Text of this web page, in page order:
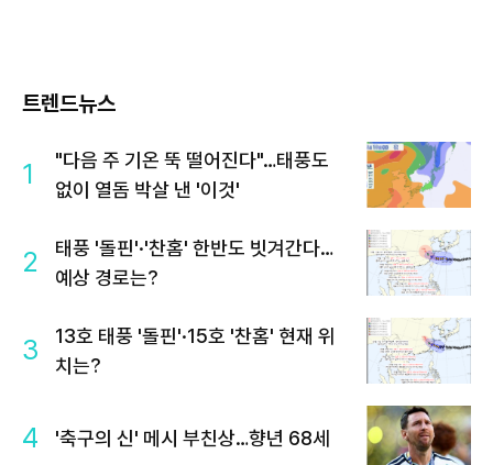
트렌드뉴스
1
"다음 주 기온 뚝 떨어진다"…태풍도
없이 열돔 박살 낸 '이것'
2
태풍 '돌핀'·'찬홈' 한반도 빗겨간다…
예상 경로는?
3
13호 태풍 '돌핀'·15호 '찬홈' 현재 위
치는?
4 '축구의 신' 메시 부친상…향년 68세